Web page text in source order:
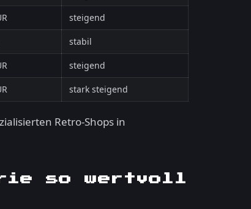
steigend
stabil
steigend
stark steigend
Retro-Shops in
so wertvoll